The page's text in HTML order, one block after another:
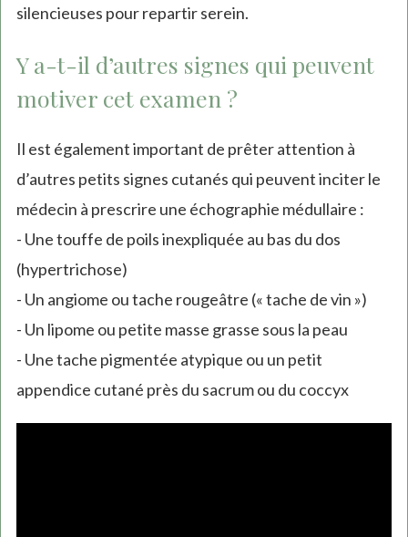
silencieuses pour repartir serein.
Y a-t-il d’autres signes qui peuvent
motiver cet examen ?
Il est également important de prêter attention à
d’autres petits signes cutanés qui peuvent inciter le
médecin à prescrire une échographie médullaire :
- Une touffe de poils inexpliquée au bas du dos
(hypertrichose)
- Un angiome ou tache rougeâtre (« tache de vin »)
- Un lipome ou petite masse grasse sous la peau
- Une tache pigmentée atypique ou un petit
appendice cutané près du sacrum ou du coccyx